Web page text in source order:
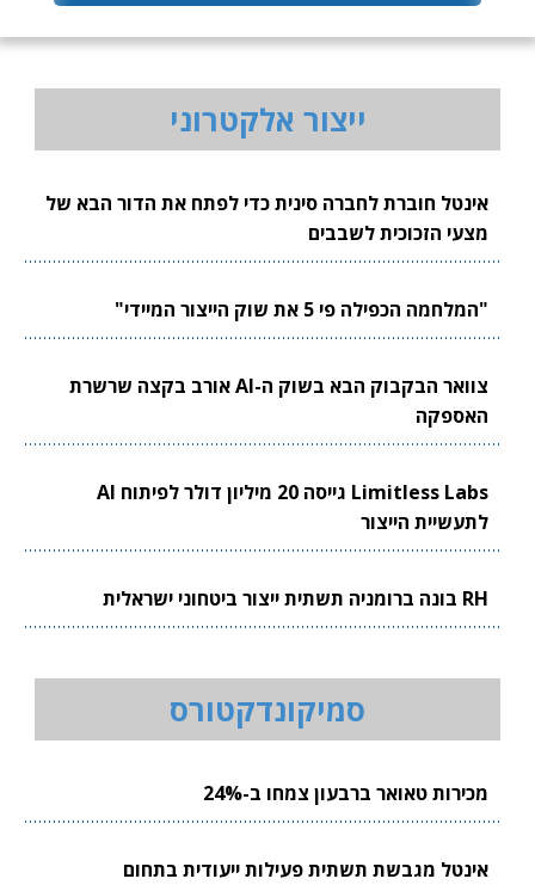
ייצור אלקטרוני
אינטל חוברת לחברה סינית כדי לפתח את הדור הבא של
מצעי הזכוכית לשבבים
"המלחמה הכפילה פי 5 את שוק הייצור המיידי"
צוואר הבקבוק הבא בשוק ה-AI אורב בקצה שרשרת
האספקה
Limitless Labs גייסה 20 מיליון דולר לפיתוח AI
לתעשיית הייצור
RH בונה ברומניה תשתית ייצור ביטחוני ישראלית
סמיקונדקטורס
מכירות טאואר ברבעון צמחו ב-24%
אינטל מגבשת תשתית פעילות ייעודית בתחום